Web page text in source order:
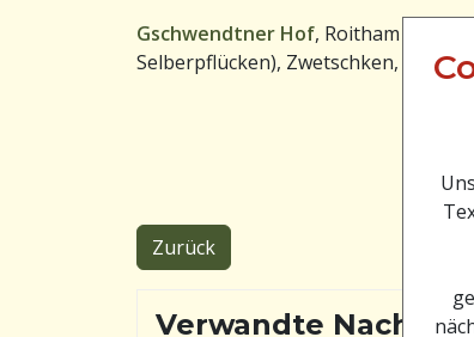
Gschwendtner Hof, Roitham 6, 4612
Selberpflücken), Zwetschken,
Zurück
Verwandte